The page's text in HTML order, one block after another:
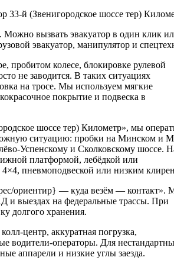
й (Звенигородское шоссе тер)
вызвать эвакуатор в один клик
эвакуатор, манипулятор и
пробитом колесе, блокировке рулевой
не заводится. В таких ситуациях
на тросе. Мы используем мягкие
покрытие и подвеска в
шоссе тер) Километр», мы
ситуацию: пробки на Минском и
Успенскому и Сколковскому шоссе.
платформой, лебёдкой или
пневмоподвеской или низким
ориентир} — куда везём — контакт».
и выездах на федеральные трассы. При
долгого хранения.
аккуратная погрузка,
водители-операторы. Для
аппарели и низкие углы заезда.